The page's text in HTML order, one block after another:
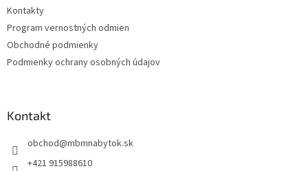
Kontakty
Program vernostných odmien
Obchodné podmienky
Podmienky ochrany osobných údajov
Kontakt
obchod@mbmnabytok.sk
+421 915988610